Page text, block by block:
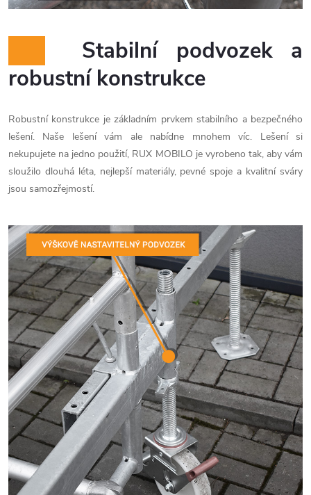
Stabilní podvozek a
robustní konstrukce
Robustní konstrukce je základním prvkem stabilního a bezpečného
lešení. Naše lešení vám ale nabídne mnohem víc. Lešení si
nekupujete na jedno použití, RUX MOBILO je vyrobeno tak, aby vám
sloužilo dlouhá léta, nejlepší materiály, pevné spoje a kvalitní sváry
jsou samozřejmostí.